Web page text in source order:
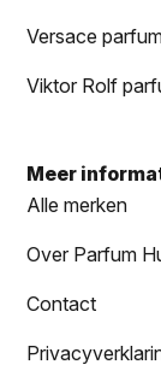
Versace
Viktor Rolf
Meer
Alle merken
Over Parfum
Contact